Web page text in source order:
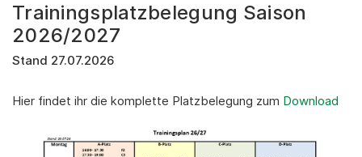
Trainingsplatzbelegung Saison
2026/2027
Stand 27.07.2026
Hier findet ihr die komplette Platzbelegung zum Download